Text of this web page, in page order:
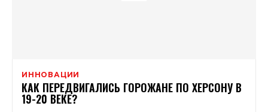
ИННОВАЦИИ
КАК ПЕРЕДВИГАЛИСЬ ГОРОЖАНЕ ПО ХЕРСОНУ В
19-20 ВЕКЕ?